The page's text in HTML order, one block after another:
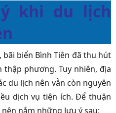
khi du lịch
biển Bình Tiên đã thu hút
phương. Tuy nhiên, địa
du lịch nên vẫn còn nguyên
dịch vụ tiện ích. Để thuận
nắm những lưu ý sau: